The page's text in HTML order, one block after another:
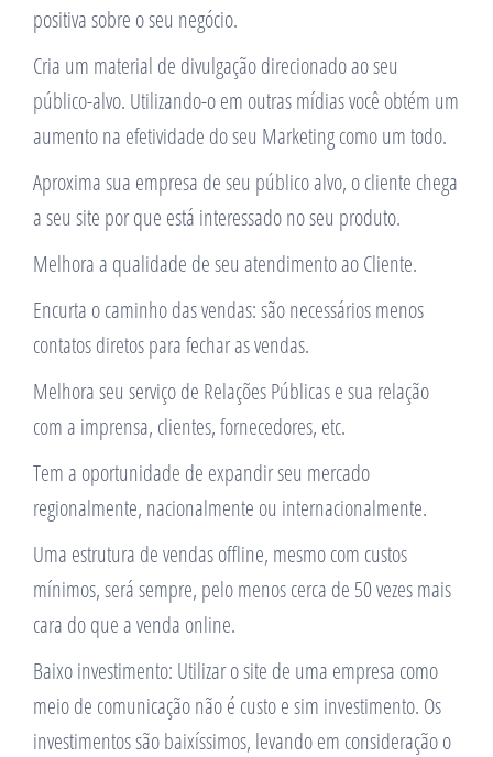
positiva sobre o seu negócio.
Cria um material de divulgação direcionado ao seu
público-alvo. Utilizando-o em outras mídias você obtém um
aumento na efetividade do seu Marketing como um todo.
Aproxima sua empresa de seu público alvo, o cliente chega
a seu site por que está interessado no seu produto.
Melhora a qualidade de seu atendimento ao Cliente.
Encurta o caminho das vendas: são necessários menos
contatos diretos para fechar as vendas.
Melhora seu serviço de Relações Públicas e sua relação
com a imprensa, clientes, fornecedores, etc.
Tem a oportunidade de expandir seu mercado
regionalmente, nacionalmente ou internacionalmente.
Uma estrutura de vendas offline, mesmo com custos
mínimos, será sempre, pelo menos cerca de 50 vezes mais
cara do que a venda online.
Baixo investimento: Utilizar o site de uma empresa como
meio de comunicação não é custo e sim investimento. Os
investimentos são baixíssimos, levando em consideração o